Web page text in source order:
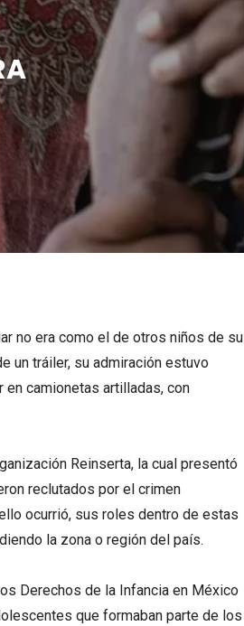
no era como el de otros niños de su
un tráiler, su admiración estuvo
camionetas artilladas, con
Reinserta, la cual presentó
reclutados por el crimen
ocurrió, sus roles dentro de estas
la zona o región del país.
Derechos de la Infancia en México
que formaban parte de los